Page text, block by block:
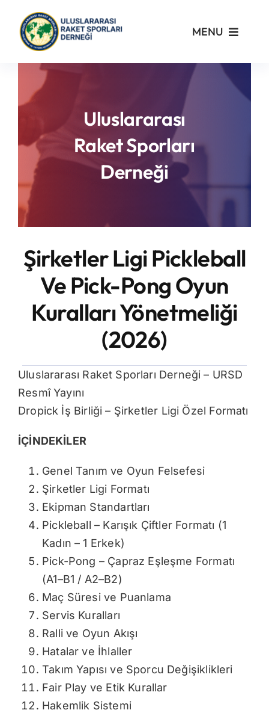
content
MENU
Kurumsal
Yönetmelikler
Turnuvalar
PickleFast
Branşlar
Blog
İletişim
Uluslararası
Raket Sporları
Derneği
Şirketler Ligi Pickleball
Ve Pick-Pong Oyun
Kuralları Yönetmeliği
(2026)
Uluslararası Raket Sporları Derneği – URSD
Resmî Yayını
Dropick İş Birliği – Şirketler Ligi Özel Formatı
İÇİNDEKİLER
Genel Tanım ve Oyun Felsefesi
Şirketler Ligi Formatı
Ekipman Standartları
Pickleball – Karışık Çiftler Formatı (1
Kadın – 1 Erkek)
Pick-Pong – Çapraz Eşleşme Formatı
(A1–B1 / A2–B2)
Maç Süresi ve Puanlama
Servis Kuralları
Ralli ve Oyun Akışı
Hatalar ve İhlaller
Takım Yapısı ve Sporcu Değişiklikleri
Fair Play ve Etik Kurallar
Hakemlik Sistemi